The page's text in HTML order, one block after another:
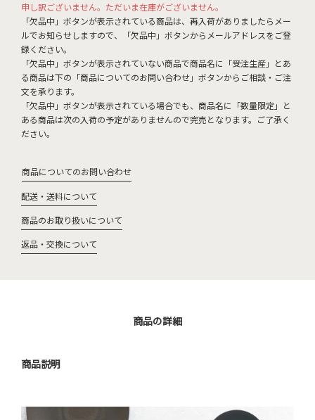
申し訳ございません。ただいま在庫がございません。
「欠品中」ボタンが表示されている商品は、再入荷がありましたらメー
ルでお知らせしますので、「欠品中」ボタンからメールアドレスをご登
録ください。
「欠品中」ボタンが表示されていない商品で商品名に「受注生産」とあ
る商品は下の「商品についてのお問い合わせ」ボタンからご相談・ご注
文を承ります。
「欠品中」ボタンが表示されている場合でも、商品名に「数量限定」と
ある商品は次の入荷の予定がありませんので完売となります。ご了承く
ださい。
商品についてのお問い合わせ
配送・送料について
商品のお取り扱いについて
返品・交換について
商品の詳細
商品説明